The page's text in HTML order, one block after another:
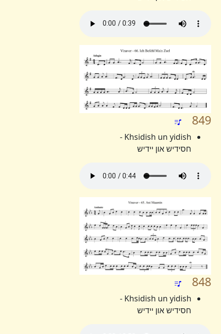
849
Khsidish un yidish -
חסידיש און יידיש
848
Khsidish un yidish -
חסידיש און יידיש